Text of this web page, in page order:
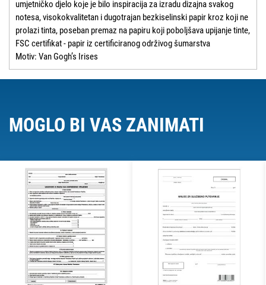
umjetničko djelo koje je bilo inspiracija za izradu dizajna svakog
notesa, visokokvalitetan i dugotrajan bezkiselinski papir kroz koji ne
prolazi tinta, poseban premaz na papiru koji poboljšava upijanje tinte,
FSC certifikat - papir iz certificiranog održivog šumarstva
Motiv: Van Gogh’s Irises
MOGLO BI VAS ZANIMATI